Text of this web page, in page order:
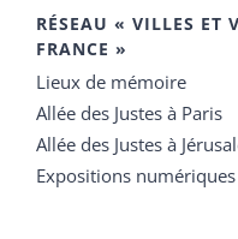
RÉSEAU « VILLES ET
FRANCE »
Lieux de mémoire
Allée des Justes à Paris
Allée des Justes à
Expositions numériques